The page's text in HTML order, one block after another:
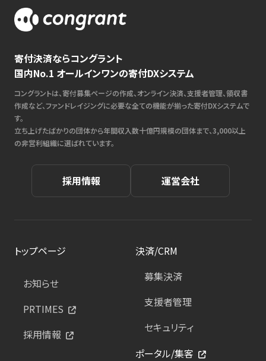
寄付決済ならコングラント
国内No.1 オールインワンの寄付DXシステム
コングラントは、寄付募集ページの作成、オンライン決済、支援者管理、領収書
作成など、ファンドレイジングに必要な全ての機能が揃った寄付DXシステムで
す。
立ち上げたばかりの団体から年間収入数十億円規模の団体まで、3,000以上
の非営利組織に選ばれています。
採用情報 運営会社
トップページ
お知らせ
PRTIMES
採用情報
決済/CRM
募集決済
支援者管理
セキュリティ
ポータル/集客